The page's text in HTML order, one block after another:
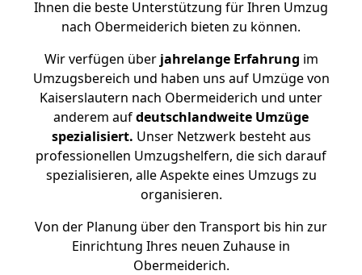
Ihnen die beste Unterstützung für Ihren Umzug
nach Obermeiderich bieten zu können.
Wir verfügen überjahrelange Erfahrung im
Umzugsbereich und haben uns auf Umzüge von
Kaiserslautern nach Obermeiderich und unter
anderem aufdeutschlandweite Umzüge
spezialisiert. Unser Netzwerk besteht aus
professionellen Umzugshelfern, die sich darauf
spezialisieren, alle Aspekte eines Umzugs zu
organisieren.
Von der Planung über den Transport bis hin zur
Einrichtung Ihres neuen Zuhause in
Obermeiderich.